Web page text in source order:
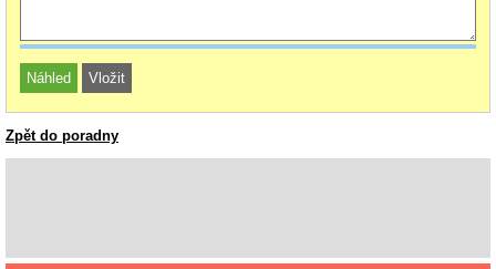
Zpět do poradny